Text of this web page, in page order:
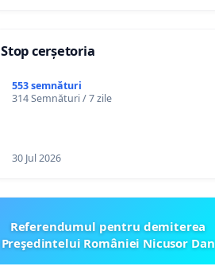
Stop cerșetoria
553 semnături
314 Semnături / 7 zile
30 Jul 2026
Referendumul pentru demiterea
Preşedintelui României Nicusor Dan